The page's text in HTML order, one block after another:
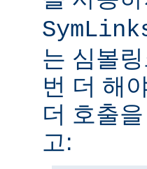
는 심볼
번 더 해
더 호출
고: